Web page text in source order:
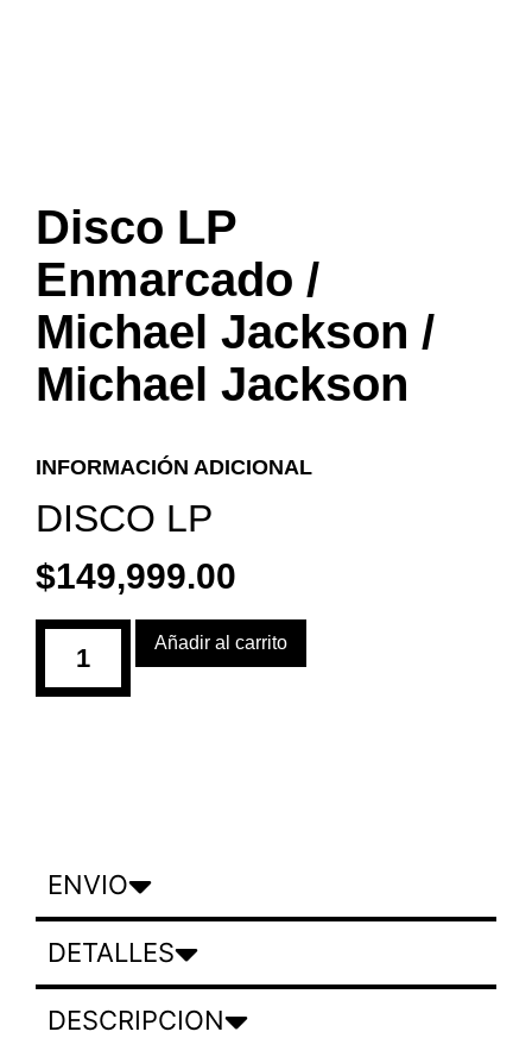
Disco LP
Enmarcado /
Michael Jackson /
Michael Jackson
INFORMACIÓN ADICIONAL
DISCO LP
$149,999.00
Añadir al carrito
ENVIO
DETALLES
DESCRIPCION